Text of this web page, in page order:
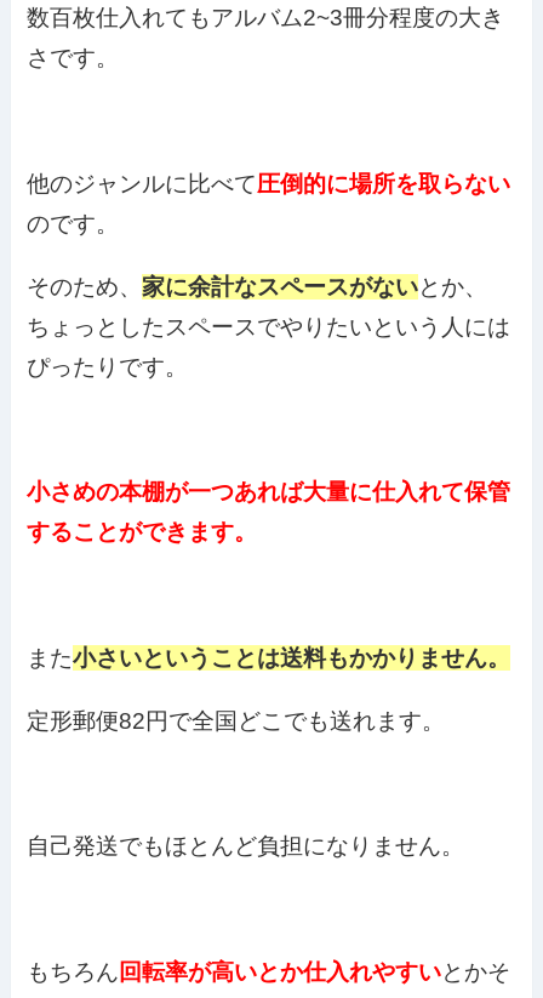
数百枚仕入れてもアルバム2~3冊分程度の大き
さです。
他のジャンルに比べて圧倒的に場所を取らない
のです。
そのため、家に余計なスペースがないとか、
ちょっとしたスペースでやりたいという人には
ぴったりです。
小さめの本棚が一つあれば大量に仕入れて保管
することができます。
また小さいということは送料もかかりません。
定形郵便82円で全国どこでも送れます。
自己発送でもほとんど負担になりません。
もちろん 回転率が高いとか仕入れやすいとかそ